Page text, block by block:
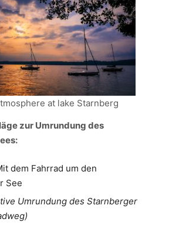
at lake Starnberg
zur Umrundung des
dem Fahrrad um den
See
Umrundung des Starnberger